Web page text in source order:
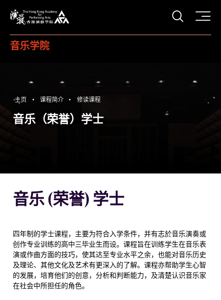
打开
音乐学院
主页 课程简介 修读课程
音乐（荣誉）学士
音乐 (荣誉) 学士
四年制的学士课程，主要为符合入学条件，并有志於音乐演奏或
创作专业训练的高中三毕业生而设。课程旨在训练学生在音乐表
演或作曲方面的技巧，使其达至专业水平之余，也能对音乐历史
及理论、其他文化及艺术有更深入的了解。课程亦帮助学生心智
的发展，培育他们的创意，分析和判断能力，及清楚认识音乐家
在社会中所担任的角色。